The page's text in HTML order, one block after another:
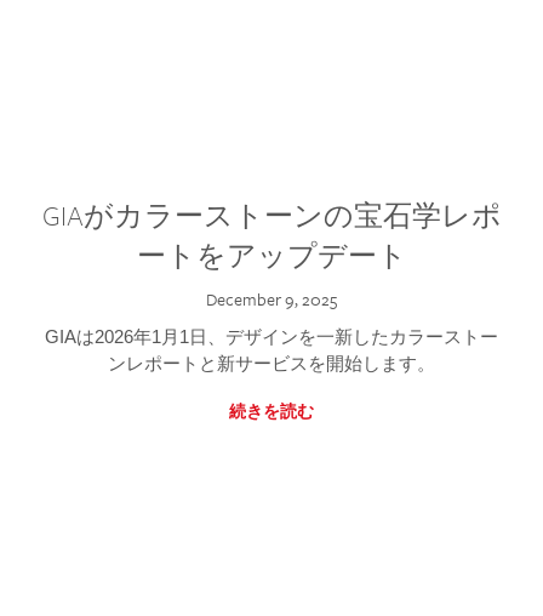
GIAがカラーストーンの宝石学レポ
ートをアップデート
December 9, 2025
GIAは2026年1月1日、デザインを一新したカラーストー
ンレポートと新サービスを開始します。
続きを読む